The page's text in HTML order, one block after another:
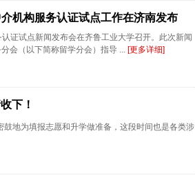
机构服务认证试点工作在济南发布
证试点新闻发布会在齐鲁工业大学召开。此次新闻
会（以下简称留学分会）指导 ... [更多详细]
下！
地为填报志愿和升学做准备，这段时间也是各类涉